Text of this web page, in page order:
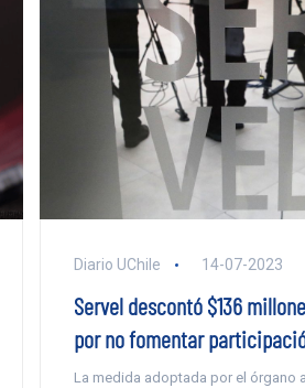
Diario UChile 14-07-2023
Servel descontó $136
por no fomentar
La medida adoptada por el órgano